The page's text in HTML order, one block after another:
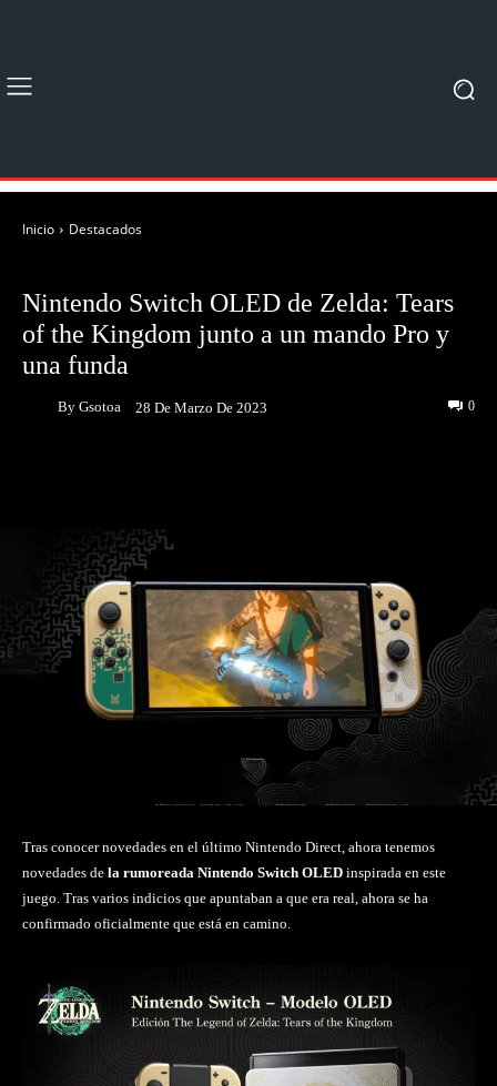
Inicio Destacados
Nintendo Switch OLED de Zelda: Tears
of the Kingdom junto a un mando Pro y
una funda
By Gsotoa 28 De Marzo De 2023 0
Tras conocer novedades en el último Nintendo Direct, ahora tenemos
novedades de la rumoreada Nintendo Switch OLED inspirada en este
juego. Tras varios indicios que apuntaban a que era real, ahora se ha
confirmado oficialmente que está en camino.